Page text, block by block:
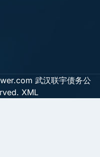
武汉联宇债务公
XML